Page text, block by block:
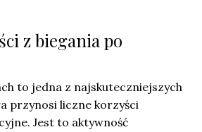
z biegania po
to jedna z najskuteczniejszych
przynosi liczne korzyści
Jest to aktywność